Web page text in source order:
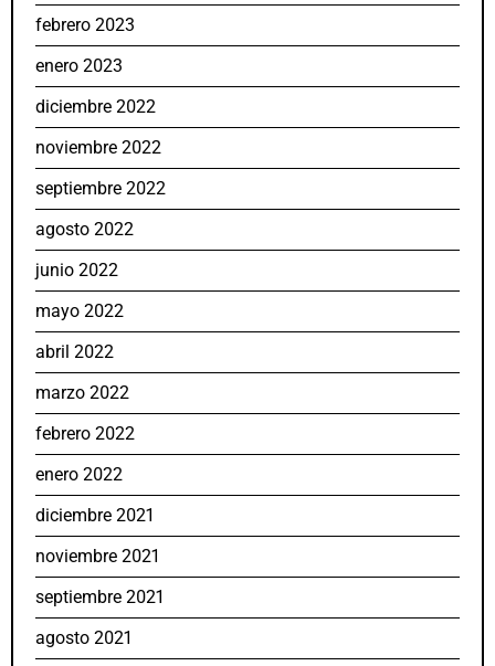
febrero 2023
enero 2023
diciembre 2022
noviembre 2022
septiembre 2022
agosto 2022
junio 2022
mayo 2022
abril 2022
marzo 2022
febrero 2022
enero 2022
diciembre 2021
noviembre 2021
septiembre 2021
agosto 2021